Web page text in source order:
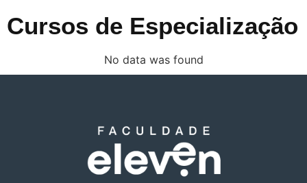
Cursos de Especialização
No data was found